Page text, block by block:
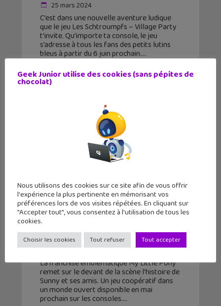
25 mars 2024
C’est dans une nouvelle aventure ludique
que le jeu Les Schtroumpfs – Village Party
t’invite. Qu’importe ta console, le jeu
s’adresse à tous les fans des petits lutins
bleus à partir du 6 juin prochain.
Un tout nouveau jeu d’aventure
pour My Little Pony
18 mars 2024
La franchise emblématique My Little Pony
remet sur le devant de la scène l’histoire de
Sunny et ses amis. Un jeu coopératif dans
un monde ouvert disponible en mai
prochain sur les consoles.
Geek Junior utilise des cookies (sans pépites de
chocolat)
Nous utilisons des cookies sur ce site afin de vous offrir
l'expérience la plus pertinente en mémorisant vos
préférences lors de vos visites répétées. En cliquant sur
"Accepter tout", vous consentez à l'utilisation de tous les
cookies.
Choisir les cookies Tout refuser Tout accepter